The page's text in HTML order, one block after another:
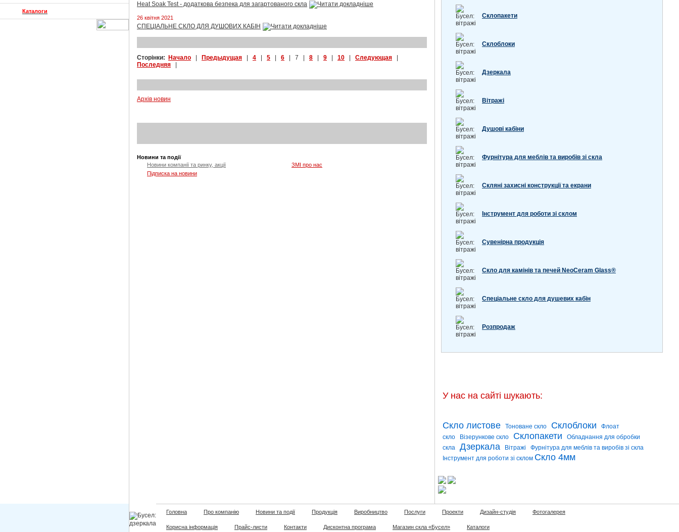
Каталоги
Heat Soak Test - додаткова безпека для загартованого скла
26 квітня 2021
СПЕЦІАЛЬНЕ СКЛО ДЛЯ ДУШОВИХ КАБІН
Сторінки: Начало Предыдущая 4 5 6 | 7 | 8 9 10 Следующая
Последняя
Архів новин
Новини та події
Новини компанії та ринку, акції
ЗМІ про нас
Підписка на новини
Склопакети
Склоблоки
Дзеркала
Вітражі
Душові кабіни
Фурнітура для меблів та виробів зі скла
Скляні захисні конструкції та екрани
Інструмент для роботи зі склом
Сувенірна продукція
Скло для камінів та печей NeoCeram Glass®
Спеціальне скло для душевих кабін
Розпродаж
У нас на сайті шукають:
Скло листове Тоноване скло Склоблоки
Флоат
скло
Візерункове скло Склопакети
Обладнання для обробки
скла
Дзеркала Вітражі
Фурнітура для меблів та виробів зі скла
Інструмент для роботи зі склом Скло 4мм
Головна Про компанію Новини та події Продукція Виробництво Послуги Проекти Дизайн-студія Фотогалерея
Корисна інформація Прайс-листи Контакти Дисконтна програма Магазин скла «Бусел» Каталоги